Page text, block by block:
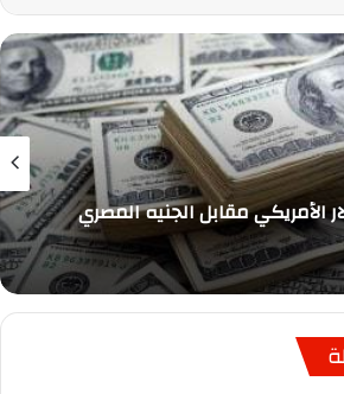
الأمريكي مقابل الجنيه المصري